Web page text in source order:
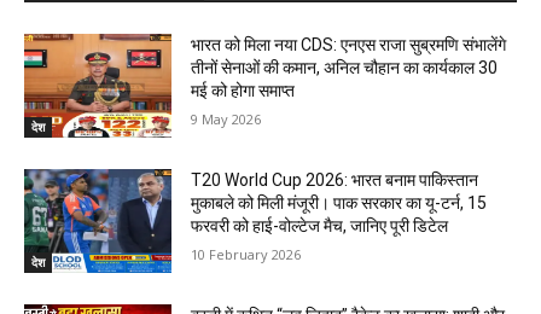
देश
भारत को मिला नया CDS: एनएस राजा सुब्रमणि संभालेंगे
तीनों सेनाओं की कमान, अनिल चौहान का कार्यकाल 30
मई को होगा समाप्त
9 May 2026
देश
T20 World Cup 2026: भारत बनाम पाकिस्तान
मुकाबले को मिली मंजूरी। पाक सरकार का यू-टर्न, 15
फरवरी को हाई-वोल्टेज मैच, जानिए पूरी डिटेल
10 February 2026